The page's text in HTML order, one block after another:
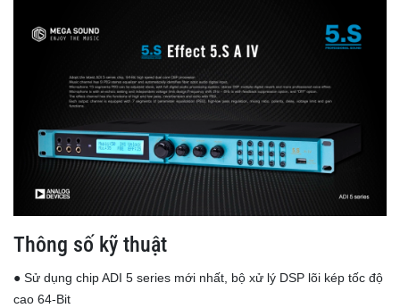
Thông số kỹ thuật
● Sử dụng chip ADI 5 series mới nhất, bộ xử lý DSP lõi kép tốc độ
cao 64-Bit